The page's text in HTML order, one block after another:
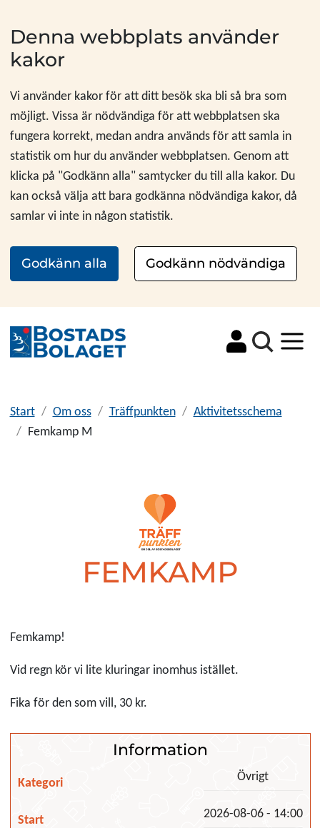
Denna webbplats använder
kakor
Vi använder kakor för att ditt besök ska bli så bra som
möjligt. Vissa är nödvändiga för att webbplatsen ska
fungera korrekt, medan andra används för att samla in
statistik om hur du använder webbplatsen. Genom att
klicka på "Godkänn alla" samtycker du till alla kakor. Du
kan också välja att bara godkänna nödvändiga kakor, då
samlar vi inte in någon statistik.
Godkänn alla Godkänn nödvändiga
Sök
Start Om oss Träffpunkten
Aktivitetsschema
Femkamp M
FEMKAMP
Femkamp!
Vid regn kör vi lite kluringar inomhus istället.
Fika för den som vill, 30 kr.
Information
Kategori Övrigt
Start 2026-08-06 - 14:00